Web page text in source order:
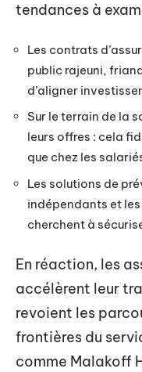
tendances à
Les contrats
public rajeuni,
d’aligner
Sur le terrain de la
leurs offres : cela
que chez les
Les solutions de
indépendants et
cherchent à
En réaction, les
accélèrent leur
revoient les
frontières du
comme Malakoff